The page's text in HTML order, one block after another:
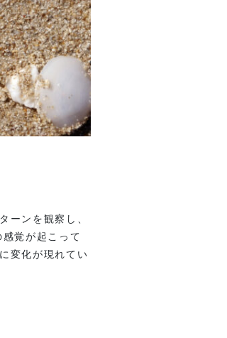
ーンを観察し、
覚が起こって
変化が現れてい